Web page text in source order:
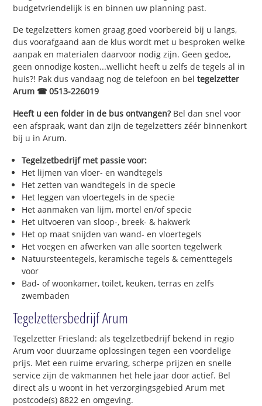
budgetvriendelijk is en binnen uw planning past.
De tegelzetters komen graag goed voorbereid bij u langs,
dus voorafgaand aan de klus wordt met u besproken welke
aanpak en materialen daarvoor nodig zijn. Geen gedoe,
geen onnodige kosten...wellicht heeft u zelfs de tegels al in
huis?! Pak dus vandaag nog de telefoon en beltegelzetter
Arum ☎ 0513-226019
Heeft u een folder in de bus ontvangen?Bel dan snel voor
een afspraak, want dan zijn de tegelzetters zéér binnenkort
bij u in Arum.
Tegelzetbedrijf met passie voor:
Het lijmen van vloer- en wandtegels
Het zetten van wandtegels in de specie
Het leggen van vloertegels in de specie
Het aanmaken van lijm, mortel en/of specie
Het uitvoeren van sloop-, breek- & hakwerk
Het op maat snijden van wand- en vloertegels
Het voegen en afwerken van alle soorten tegelwerk
Natuursteentegels, keramische tegels & cementtegels
voor
Bad- of woonkamer, toilet, keuken, terras en zelfs
zwembaden
Tegelzettersbedrijf Arum
Tegelzetter Friesland: als tegelzetbedrijf bekend in regio
Arum voor duurzame oplossingen tegen een voordelige
prijs. Met een ruime ervaring, scherpe prijzen en snelle
service zijn de vakmannen het hele jaar door actief. Bel
direct als u woont in het verzorgingsgebied Arum met
postcode(s) 8822 en omgeving.